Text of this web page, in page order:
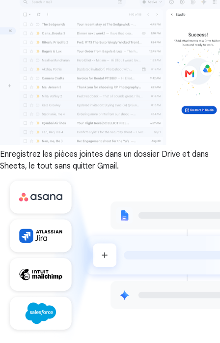
Enregistrez les pièces jointes dans un dossier Drive et dans
Sheets, le tout sans quitter Gmail.